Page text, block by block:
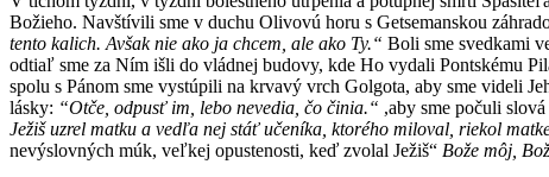
Božieho. Navštívili sme v duchu Olivovú horu s Getsemanskou
tento kalich. Avšak nie ako ja chcem, ale ako Ty.“ Boli sme svedkami
odtiaľ sme za Ním išli do vládnej budovy, kde Ho vydali Pontskému
spolu s Pánom sme vystúpili na krvavý vrch Golgota, aby sme videli
lásky: “Otče, odpusť im, lebo nevedia, čo činia.“ ,aby sme počuli
Ježiš uzrel matku a vedľa nej stáť učeníka, ktorého miloval, riekol
nevýslovných múk, veľkej opustenosti, keď zvolal Ježiš“ Bože môj,